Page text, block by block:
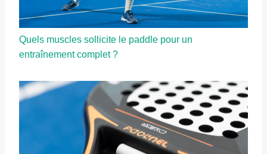
Quels muscles sollicite le paddle pour un
entraînement complet ?